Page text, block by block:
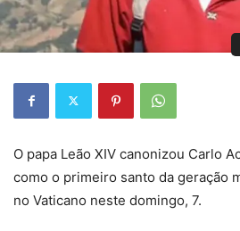
O papa Leão XIV canonizou Carlo
como o primeiro santo da geração
no Vaticano neste domingo, 7.